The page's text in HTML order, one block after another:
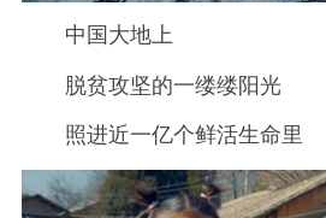
中国大地上
脱贫攻坚的一缕缕阳光
照进近一亿个鲜活生命里